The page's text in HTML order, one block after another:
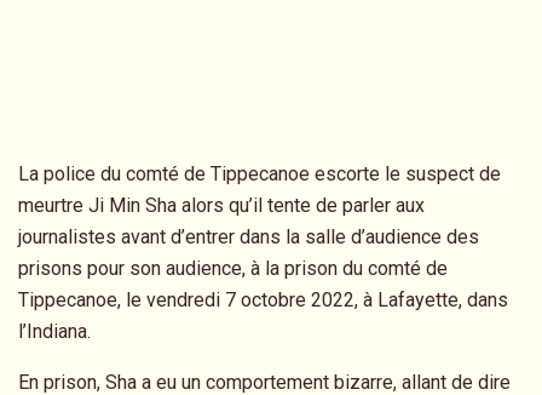
La police du comté de Tippecanoe escorte le suspect de
meurtre Ji Min Sha alors qu’il tente de parler aux
journalistes avant d’entrer dans la salle d’audience des
prisons pour son audience, à la prison du comté de
Tippecanoe, le vendredi 7 octobre 2022, à Lafayette, dans
l’Indiana.
En prison, Sha a eu un comportement bizarre, allant de dire